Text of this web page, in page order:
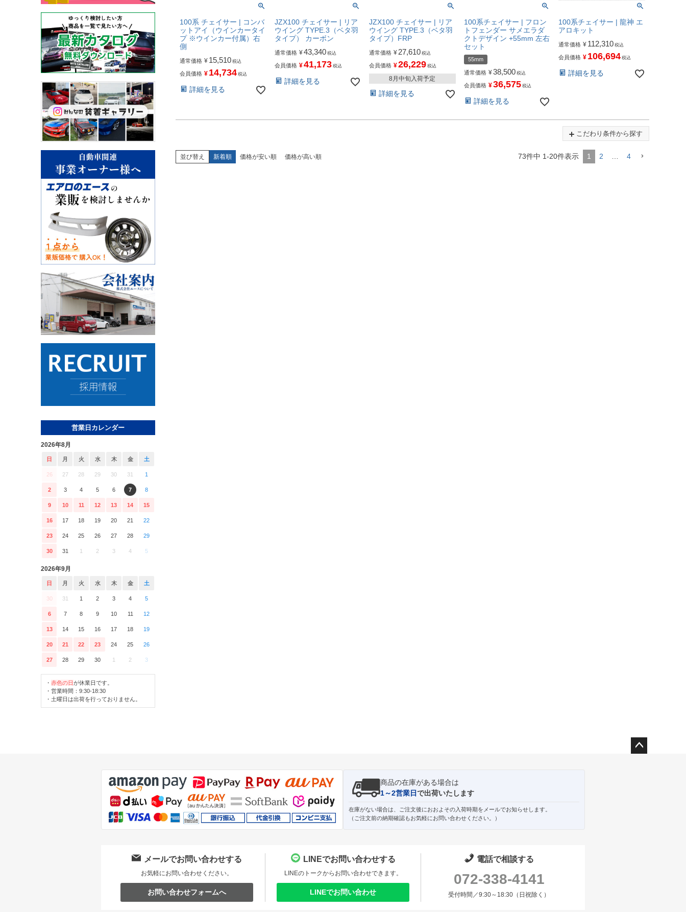
営業日カレンダー
2026年8月
日 月 火 水 木 金 土
26 27 28 29 30 31 1
2 3 4 5 6 7 8
9 10 11 12 13 14 15
16 17 18 19 20 21 22
23 24 25 26 27 28 29
30 31 1 2 3 4 5
2026年9月
日 月 火 水 木 金 土
30 31 1 2 3 4 5
6 7 8 9 10 11 12
13 14 15 16 17 18 19
20 21 22 23 24 25 26
27 28 29 30 1 2 3
・ 赤色の日が休業日です。
・営業時間：9:30-18:30
・土曜日は出荷を行っておりません。
100系 チェイサー | コンバ
ットアイ（ウインカータイ
プ ※ウインカー付属）右
側
通常価格 ¥ 15,510 税込
会員価格 ¥ 14,734 税込
詳細を見る
JZX100 チェイサー | リア
ウイング TYPE.3（ベタ羽
タイプ） カーボン
通常価格 ¥43,340 税込
会員価格 ¥41,173 税込
詳細を見る
JZX100 チェイサー | リア
ウイング TYPE.3（ベタ羽
タイプ）FRP
通常価格 ¥27,610 税込
会員価格 ¥26,229 税込
8月中旬入荷予定
詳細を見る
100系チェイサー | フロン
トフェンダー サメエラダ
クトデザイン +55mm 左右
セット
55mm
通常価格 ¥38,500 税込
会員価格 ¥36,575 税込
詳細を見る
100系チェイサー | 龍神 エ
アロキット
通常価格 ¥ 112,310 税込
会員価格 ¥ 106,694 税込
詳細を見る
こだわり条件から探す
並び替え 新着順 価格が安い順 価格が高い順 73件中 1-20件表示 1 2 … 4
商品の在庫がある場合は
1～2営業日で出荷いたします
在庫がない場合は、ご注文後におおよその入荷時期をメールでお知らせします。
（ご注文前の納期確認もお気軽にお問い合わせください。）
メールでお問い合わせする
お気軽にお問い合わせください。
お問い合わせフォームへ
LINEでお問い合わせする
LINEのトークからお問い合わせできます。
LINEでお問い合わせ
電話で相談する
072-338-4141
受付時間／9:30～18:30（日祝除く）